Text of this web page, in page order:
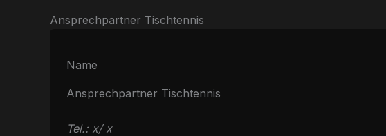
Ansprechpartner Tischtennis
Name
Ansprechpartner Tischtennis
Tel.: x/ x